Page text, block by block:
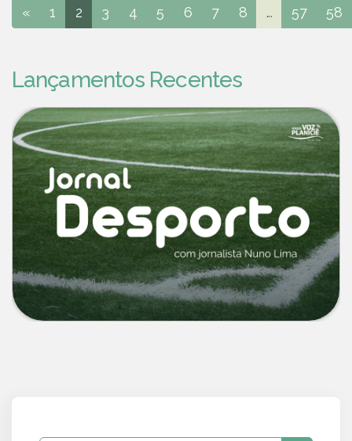
« 1 2 3 4 5 6 7 8 ... 57 58
Lançamentos Recentes